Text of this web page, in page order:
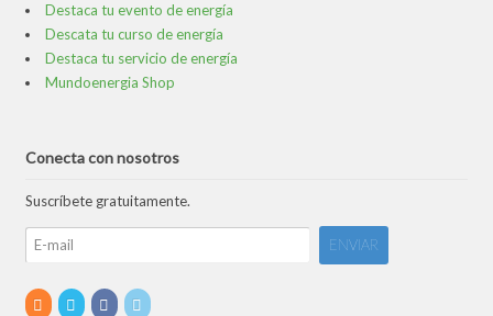
Destaca tu evento de energía
Descata tu curso de energía
Destaca tu servicio de energía
Mundoenergia Shop
Conecta con nosotros
Suscríbete gratuitamente.